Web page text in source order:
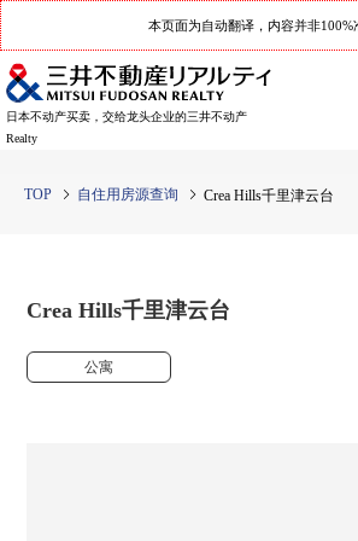
本页面为自动翻译，内容并非100%
日本不动产买卖，交给龙头企业的三井不动产
Realty
TOP 自住用房源查询 Crea Hills千里津云台
Crea Hills千里津云台
公寓